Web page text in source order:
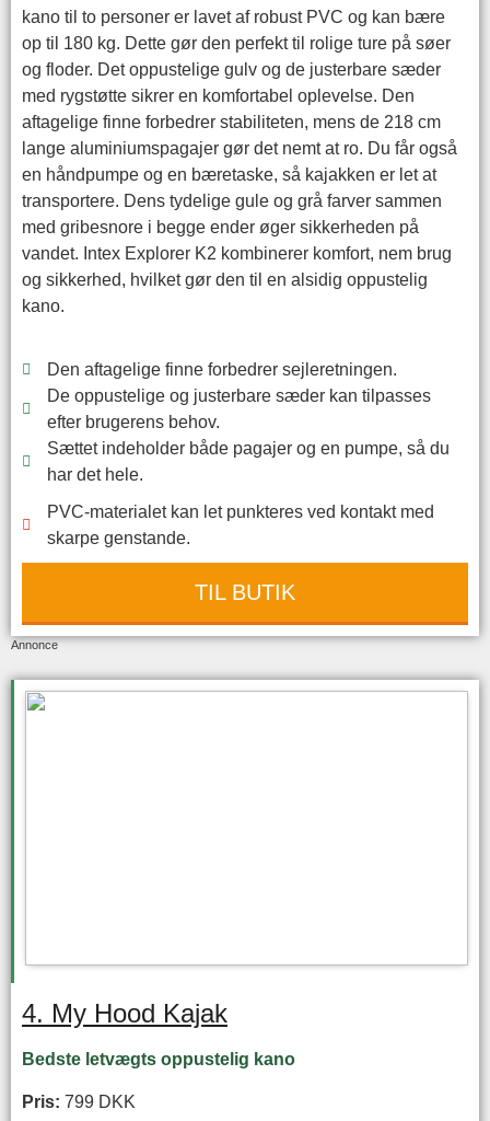
kano til to personer er lavet af robust PVC og kan bære
op til 180 kg. Dette gør den perfekt til rolige ture på søer
og floder. Det oppustelige gulv og de justerbare sæder
med rygstøtte sikrer en komfortabel oplevelse. Den
aftagelige finne forbedrer stabiliteten, mens de 218 cm
lange aluminiumspagajer gør det nemt at ro. Du får også
en håndpumpe og en bæretaske, så kajakken er let at
transportere. Dens tydelige gule og grå farver sammen
med gribesnore i begge ender øger sikkerheden på
vandet. Intex Explorer K2 kombinerer komfort, nem brug
og sikkerhed, hvilket gør den til en alsidig oppustelig
kano.
Den aftagelige finne forbedrer sejleretningen.
De oppustelige og justerbare sæder kan tilpasses
efter brugerens behov.
Sættet indeholder både pagajer og en pumpe, så du
har det hele.
PVC-materialet kan let punkteres ved kontakt med
skarpe genstande.
TIL BUTIK
Annonce
4. My Hood Kajak
Bedste letvægts oppustelig kano
Pris: 799 DKK